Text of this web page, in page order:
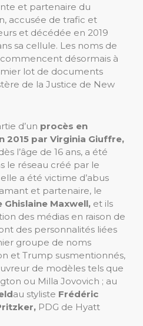
et partenaire du
accusée de trafic et
et décédée en 2019
sa cellule. Les noms de
désormais à
lot de documents
de la Justice de New
d’un procès en
par Virginia Giuffre,
l’âge de 16 ans, a été
le réseau créé par le
a été victime d’abus
et partenaire, le
Ghislaine Maxwell, et ils
des médias en raison de
des personnalités liées
groupe de noms
et Trump susmentionnés,
de modèles tels que
ou Milla Jovovich ; au
au styliste Frédéric
PDG de Hyatt